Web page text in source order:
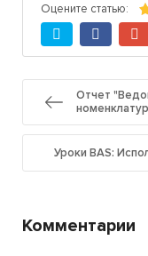
Оцените статью:
Отчет
Уроки BAS:
Комментарии